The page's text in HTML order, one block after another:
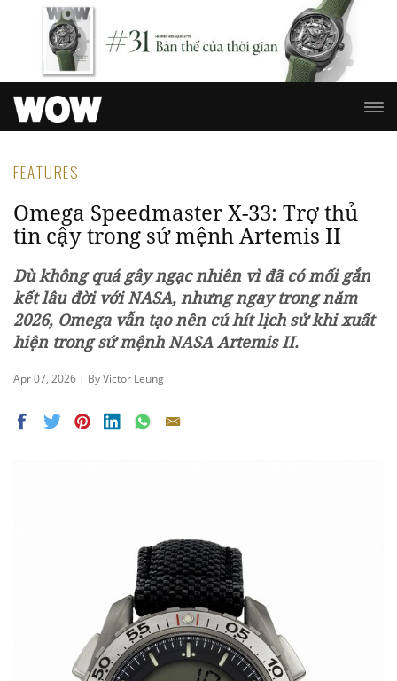
FEATURES
Omega Speedmaster X-33: Trợ thủ
tin cậy trong sứ mệnh Artemis II
Dù không quá gây ngạc nhiên vì đã có mối gắn
kết lâu đời với NASA, nhưng ngay trong năm
2026, Omega vẫn tạo nên cúhítlịch sử khi xuất
hiện trong sứ mệnh NASAArtemis II.
Apr 07, 2026 | By Victor Leung